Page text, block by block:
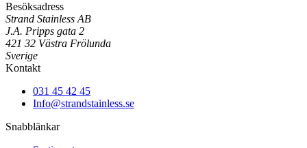
Besöksadress
Strand Stainless AB
J.A. Pripps gata 2
421 32 Västra Frölunda
Sverige
Kontakt
031 45 42 45
Info@strandstainless.se
Snabblänkar